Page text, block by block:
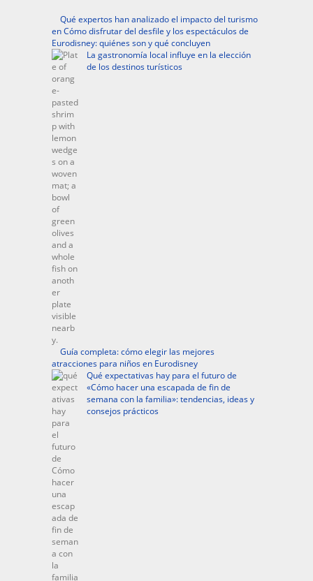
Qué expertos han analizado el impacto del turismo
en Cómo disfrutar del desfile y los espectáculos de
Eurodisney: quiénes son y qué concluyen
La gastronomía local influye en la elección
de los destinos turísticos
Guía completa: cómo elegir las mejores
atracciones para niños en Eurodisney
Qué expectativas hay para el futuro de
«Cómo hacer una escapada de fin de
semana con la familia»: tendencias, ideas y
consejos prácticos